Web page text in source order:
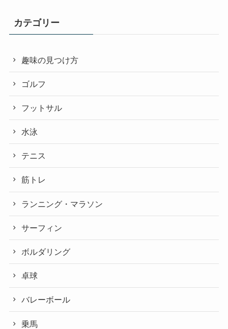
カテゴリー
趣味の見つけ方
ゴルフ
フットサル
水泳
テニス
筋トレ
ランニング・マラソン
サーフィン
ボルダリング
卓球
バレーボール
乗馬